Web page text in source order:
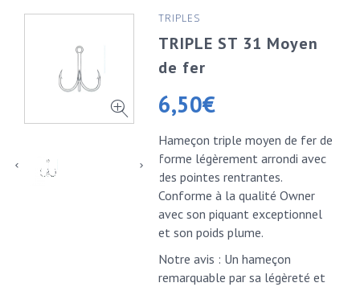
TRIPLES
TRIPLE ST 31 Moyen
de fer
6,50€
Hameçon triple moyen de fer de
forme légèrement arrondi avec
des pointes rentrantes.
Conforme à la qualité Owner
avec son piquant exceptionnel
et son poids plume.
Notre avis : Un hameçon
remarquable par sa légèreté et